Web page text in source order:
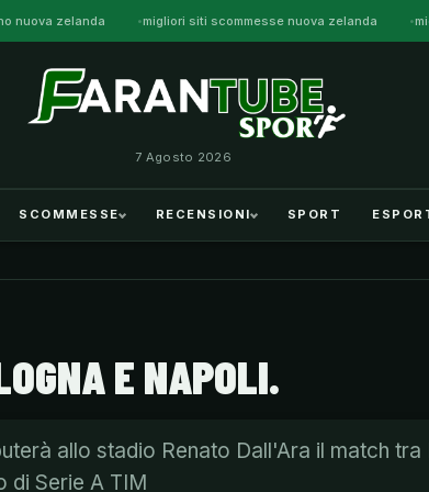
nuova zelanda migliori siti scommesse nuova zelanda
7 Agosto 2026
SCOMMESSE RECENSIONI SPORT
E NAPOLI.
allo stadio Renato Dall'Ara il match
di Serie A TIM